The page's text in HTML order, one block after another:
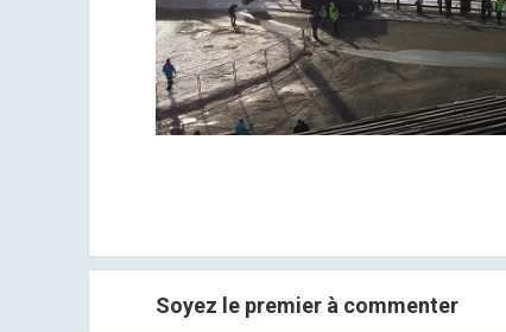
Soyez le premier à commenter